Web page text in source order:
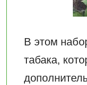
В этом
табака,